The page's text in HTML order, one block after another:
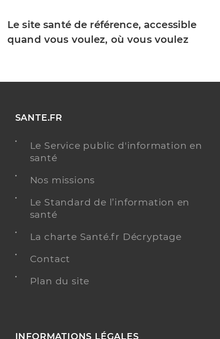
Le site santé de référence, accessible
quand vous voulez, où vous voulez
SANTE.FR
Le Service public d'information en
santé
Nos missions
Le Standard de l’information en
santé
La charte Santé.fr Décryptage
Contact
Plan du site
INFORMATIONS LÉGALES